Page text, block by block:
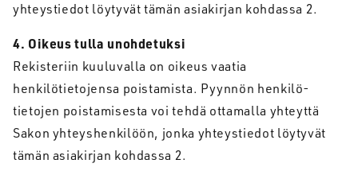
yhteystiedot löytyvät tämän asiakirjan kohdassa 2.
4. Oikeus tulla unohdetuksi
Rekisteriin kuuluvalla on oikeus vaatia
henkilötietojensa poistamista. Pyynnön henkilö-
tietojen poistamisesta voi tehdä ottamalla yhteyttä
Sakon yhteyshenkilöön, jonka yhteystiedot löytyvät
tämän asiakirjan kohdassa 2.